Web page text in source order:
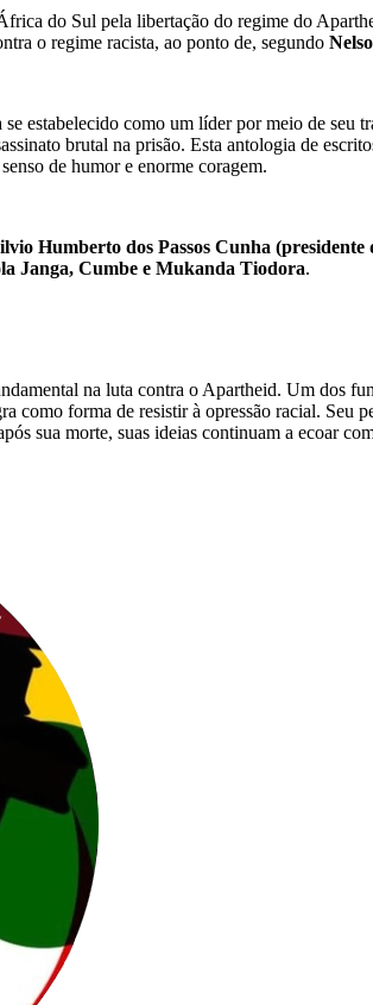
do Sul pela libertação do regime do
o regime racista, ao ponto de, segundo
estabelecido como um líder por meio de seu
brutal na prisão. Esta antologia de
de humor e enorme coragem.
Humberto dos Passos Cunha (presidente
Janga, Cumbe e Mukanda Tiodora.
na luta contra o Apartheid. Um dos
forma de resistir à opressão racial. Seu
sua morte, suas ideias continuam a ecoar